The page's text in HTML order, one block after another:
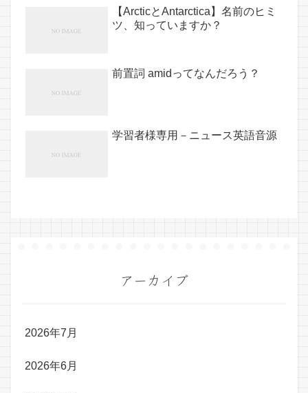
【ArcticとAntarctica】名前のヒミ
ツ、知っていますか？
前置詞 amidってなんだろう？
学習者様専用－ニュース英語音源
アーカイブ
2026年7月
2026年6月